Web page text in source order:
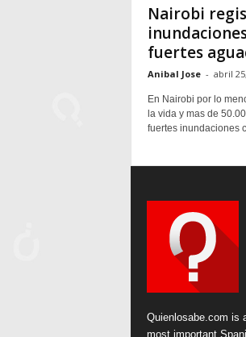
Nairobi
fuertes
Anibal Jose - abril
En Nairobi por lo
la vida y mas de
fuertes inundaciones
Quienlosabe.com is
most important